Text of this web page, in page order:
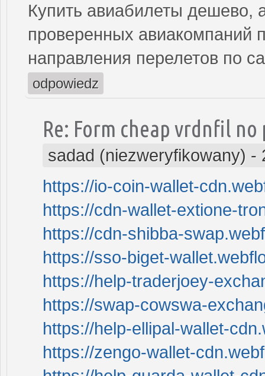
Купить авиабилеты дешево,
проверенных
направления перелетов по
odpowiedz
Re: Form cheap vrdnfil
sadad (niezweryfikowany) -
https://io-coin-wallet-
https://cdn-wallet-extione-
https://cdn-shibba-
https://sso-biget-
https://help-traderjoey-
https://swap-cowswa-
https://help-ellipal-wallet-
https://zengo-wallet-